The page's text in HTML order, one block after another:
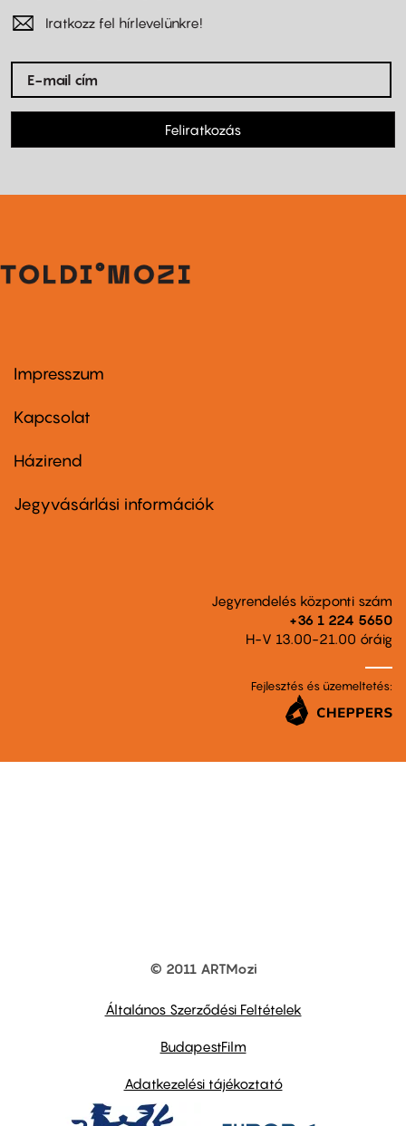
Iratkozz fel hírlevelünkre!
Feliratkozás
Footer
first
Impresszum
Kapcsolat
Footer
second
Házirend
Jegyvásárlási információk
Jegyrendelés központi szám
+36 1 224 5650
H-V 13.00-21.00 óráig
Fejlesztés és üzemeltetés:
© 2011 ARTMozi
Általános Szerződési Feltételek
BudapestFilm
Adatkezelési tájékoztató